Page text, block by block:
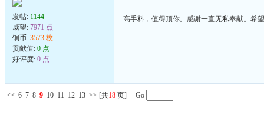
发帖: 1144
威望: 7971 点
铜币: 3573 枚
贡献值: 0 点
好评度: 0 点
高手料，值得顶你。感谢一直无私奉献。希
<< 6 7 8 9 10 11 12 13 >> [共18 页] Go